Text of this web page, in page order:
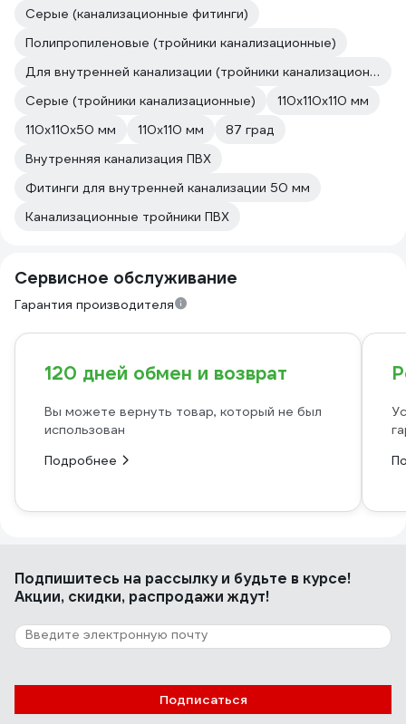
Серые (канализационные фитинги)
Полипропиленовые (тройники канализационные)
Для внутренней канализации (тройники канализационные)
Серые (тройники канализационные)
110х110х110 мм
110х110х50 мм
110х110 мм
87 град
Внутренняя канализация ПВХ
Фитинги для внутренней канализации 50 мм
Канализационные тройники ПВХ
Сервисное обслуживание
Гарантия производителя
120 дней обмен и возврат
Вы можете вернуть товар, который не был
использован
Подробнее
Подпишитесь на рассылкуи будьте в курсе!
Акции, скидки, распродажи ждут!
Подписаться